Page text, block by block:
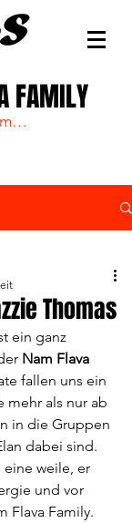
FAMILY
Thomas
ein ganz
Nam Flava
fallen uns ein
mehr als nur ab
in die Gruppen
dabei sind.
eine weile, er
und vor
Flava Family.